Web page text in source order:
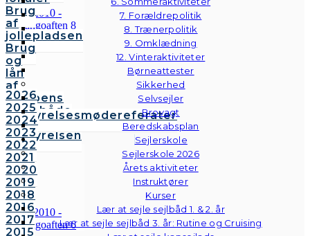
7. Forældrepolitik
8. Trænerpolitik
9. Omklædning
12. Vinteraktiviteter
Børneattester
Sikkerhed
Selvsejler
Brovagt
Beredskabsplan
Sejlerskole
Sejlerskole 2026
Årets aktiviteter
Instruktører
Kurser
Lær at sejle sejlbåd 1. & 2. år
Lær at sejle sejlbåd 3. år: Rutine og Cruising
Brug
af
jollepladsen
Brug
og
lån
af
klubbens
følgebåde
Vedtægter
Bestyrelsen
Bestyrelsesmødereferater
2026
2025
2024
2023
2022
2021
2020
2019
2018
2016
2017
2015